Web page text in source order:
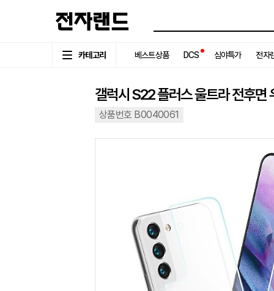
카테고리 베스트상품 DCS 심야특가 전자
갤럭시 S22 플러스 울트라 전후면
상품번호 B0040061